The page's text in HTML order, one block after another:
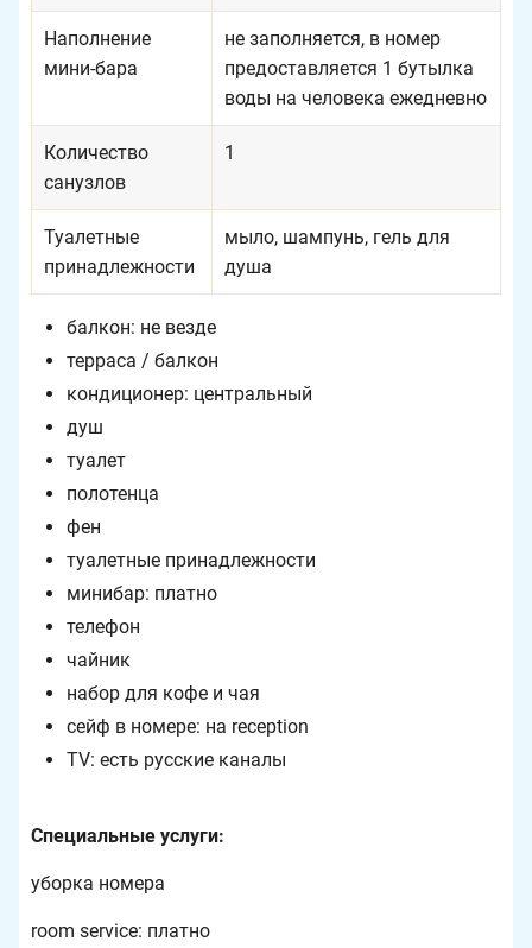
Наполнение
мини-бара
не заполняется, в номер
предоставляется 1 бутылка
воды на человека ежедневно
Количество
санузлов
1
Туалетные
принадлежности
мыло, шампунь, гель для
душа
балкон: не везде
терраса / балкон
кондиционер: центральный
душ
туалет
полотенца
фен
туалетные принадлежности
минибар: платно
телефон
чайник
набор для кофе и чая
сейф в номере: на reception
TV: есть русские каналы
Специальные услуги:
уборка номера
room service: платно